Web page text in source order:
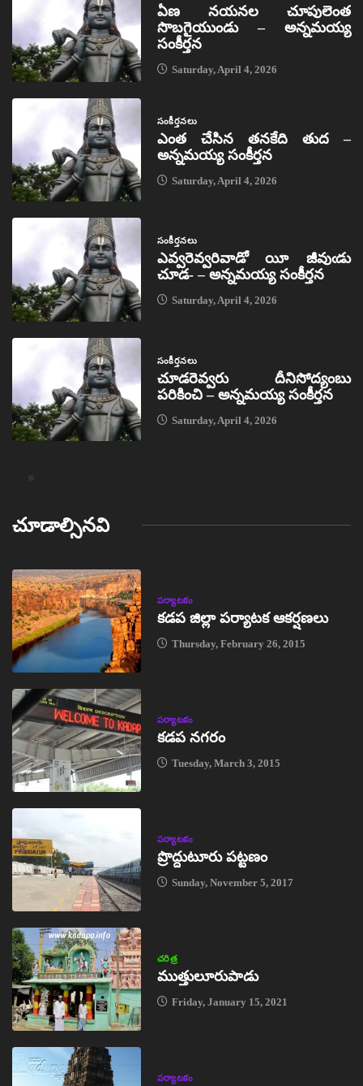
ఏణ నయనల చూపులెంత
సొబగైయుండు – అన్నమయ్య
సంకీర్తన
Saturday, April 4, 2026
సంకీర్తనలు
ఎంత చేసిన తనకేది తుద –
అన్నమయ్య సంకీర్తన
Saturday, April 4, 2026
సంకీర్తనలు
ఎవ్వరెవ్వరివాడో యీ జీవుఁడు
చూడ- – అన్నమయ్య సంకీర్తన
Saturday, April 4, 2026
సంకీర్తనలు
చూడరెవ్వరు దీనిసోద్యంబు
పరికించి – అన్నమయ్య సంకీర్తన
Saturday, April 4, 2026
చూడాల్సినవి
పర్యాటకం
కడప జిల్లా పర్యాటక ఆకర్షణలు
Thursday, February 26, 2015
పర్యాటకం
కడప నగరం
Tuesday, March 3, 2015
పర్యాటకం
ప్రొద్దుటూరు పట్టణం
Sunday, November 5, 2017
చరిత్ర
ముత్తులూరుపాడు
Friday, January 15, 2021
పర్యాటకం